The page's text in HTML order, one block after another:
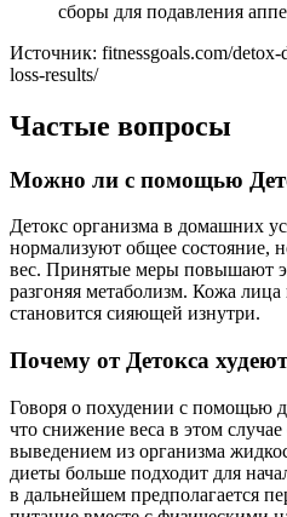
сборы для подавления
Источник: fitnessgoals.com/
loss-results/
Частые вопросы
Можно ли с помощью
Детокс организма в домашних
нормализуют общее состояние,
вес. Принятые меры повышают
разгоняя метаболизм. Кожа лица
становится сияющей изнутри.
Почему от Детокса
Говоря о похудении с помощью
что снижение веса в этом
выведением из организма
диеты больше подходит для
в дальнейшем предполагается